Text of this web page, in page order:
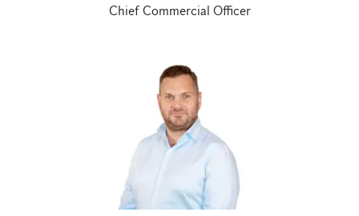
Chief Commercial Officer